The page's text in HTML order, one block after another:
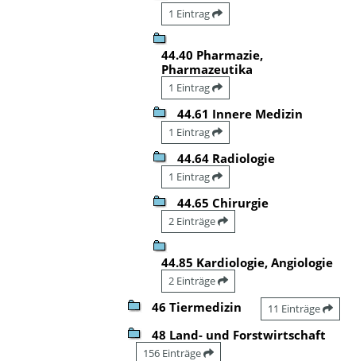
1 Eintrag
44.40 Pharmazie,
Pharmazeutika
1 Eintrag
44.61 Innere Medizin
1 Eintrag
44.64 Radiologie
1 Eintrag
44.65 Chirurgie
2 Einträge
44.85 Kardiologie, Angiologie
2 Einträge
46 Tiermedizin 11 Einträge
48 Land- und Forstwirtschaft
156 Einträge